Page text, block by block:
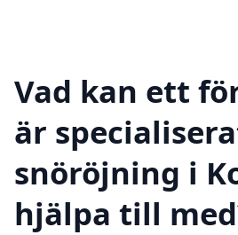
Vad kan ett
är
snöröjning i
hjälpa till